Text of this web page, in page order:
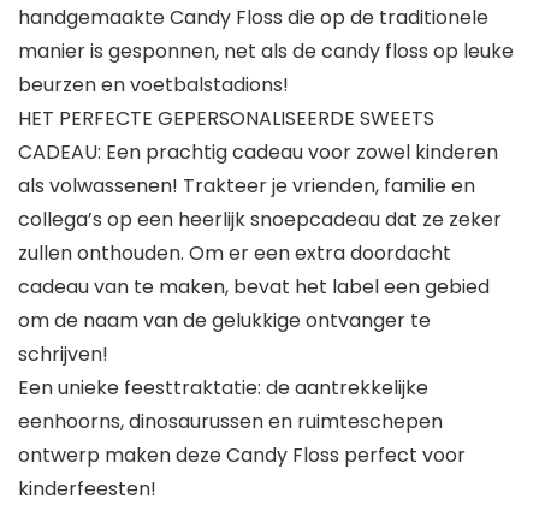
handgemaakte Candy Floss die op de traditionele
manier is gesponnen, net als de candy floss op leuke
beurzen en voetbalstadions!
HET PERFECTE GEPERSONALISEERDE SWEETS
CADEAU: Een prachtig cadeau voor zowel kinderen
als volwassenen! Trakteer je vrienden, familie en
collega’s op een heerlijk snoepcadeau dat ze zeker
zullen onthouden. Om er een extra doordacht
cadeau van te maken, bevat het label een gebied
om de naam van de gelukkige ontvanger te
schrijven!
Een unieke feesttraktatie: de aantrekkelijke
eenhoorns, dinosaurussen en ruimteschepen
ontwerp maken deze Candy Floss perfect voor
kinderfeesten!